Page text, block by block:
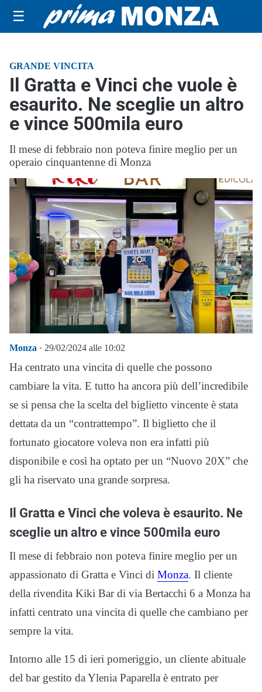
☰
GRANDE VINCITA
Il Gratta e Vinci che vuole è
esaurito. Ne sceglie un altro
e vince 500mila euro
Il mese di febbraio non poteva finire meglio per un
operaio cinquantenne di Monza
Monza · 29/02/2024 alle 10:02
Ha centrato una vincita di quelle che possono
cambiare la vita. E tutto ha ancora più dell’incredibile
se si pensa che la scelta del biglietto vincente è stata
dettata da un “contrattempo”. Il biglietto che il
fortunato giocatore voleva non era infatti più
disponibile e così ha optato per un “Nuovo 20X” che
gli ha riservato una grande sorpresa.
Il Gratta e Vinci che voleva è esaurito. Ne
sceglie un altro e vince 500mila euro
Il mese di febbraio non poteva finire meglio per un
appassionato di Gratta e Vinci di Monza. Il cliente
della rivendita Kiki Bar di via Bertacchi 6 a Monza ha
infatti centrato una vincita di quelle che cambiano per
sempre la vita.
Intorno alle 15 di ieri pomeriggio, un cliente abituale
del bar gestito da Ylenia Paparella è entrato per